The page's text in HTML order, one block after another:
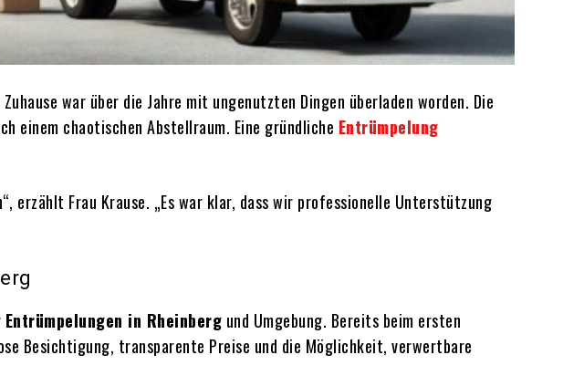
war über die Jahre mit ungenutzten Dingen überladen worden. Die
einem chaotischen Abstellraum. Eine gründliche Entrümpelung
Frau Krause. „Es war klar, dass wir professionelle Unterstützung
Entrümpelungen in Rheinberg und Umgebung. Bereits beim ersten
Besichtigung, transparente Preise und die Möglichkeit, verwertbare